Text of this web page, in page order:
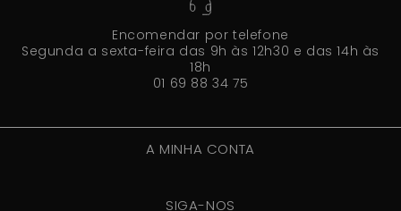
Encomendar por telefone
Segunda a sexta-feira das 9h às 12h30 e das 14h às
18h
01 69 88 34 75
A MINHA CONTA
SIGA-NOS